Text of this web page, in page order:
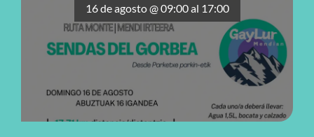
16 de agosto @ 09:00al 17:00